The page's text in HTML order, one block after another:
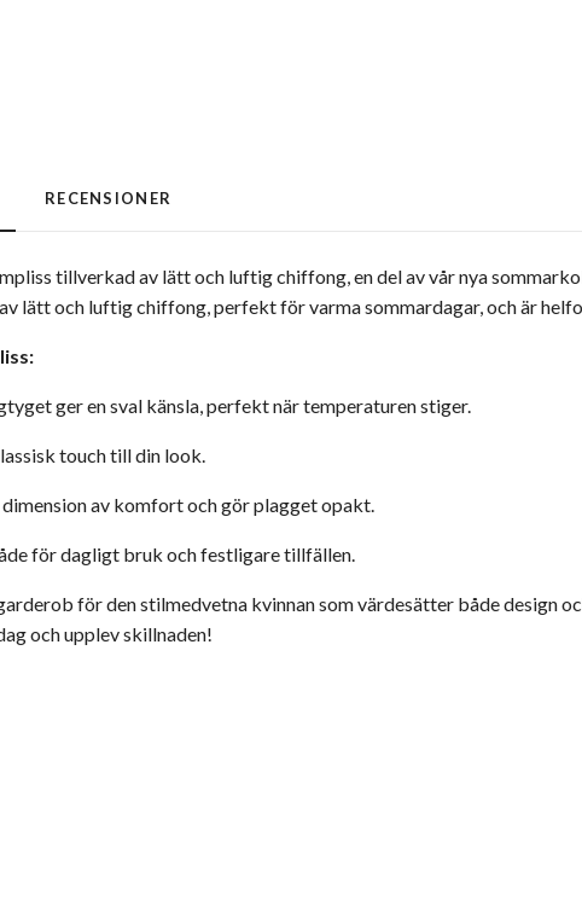
RECENSIONER
tillverkad av lätt och luftig chiffong, en del av vår nya
lätt och luftig chiffong, perfekt för varma sommardagar, och är
ger en sval känsla, perfekt när temperaturen stiger.
touch till din look.
dimension av komfort och gör plagget opakt.
för dagligt bruk och festligare tillfällen.
för den stilmedvetna kvinnan som värdesätter både design
och upplev skillnaden!